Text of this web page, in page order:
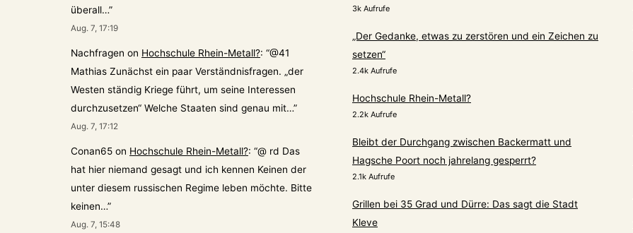
überall…”
Aug. 7, 17:19
Nachfragen on Hochschule Rhein-Metall?: “@41
Mathias Zunächst ein paar Verständnisfragen. „der
Westen ständig Kriege führt, um seine Interessen
durchzusetzen“ Welche Staaten sind genau mit…”
Aug. 7, 17:12
Conan65 on Hochschule Rhein-Metall?: “@ rd Das
hat hier niemand gesagt und ich kennen Keinen der
unter diesem russischen Regime leben möchte. Bitte
keinen…”
Aug. 7, 15:48
3k Aufrufe
„Der Gedanke, etwas zu zerstören und ein Zeichen zu
setzen“
2.4k Aufrufe
Hochschule Rhein-Metall?
2.2k Aufrufe
Bleibt der Durchgang zwischen Backermatt und
Hagsche Poort noch jahrelang gesperrt?
2.1k Aufrufe
Grillen bei 35 Grad und Dürre: Das sagt die Stadt
Kleve